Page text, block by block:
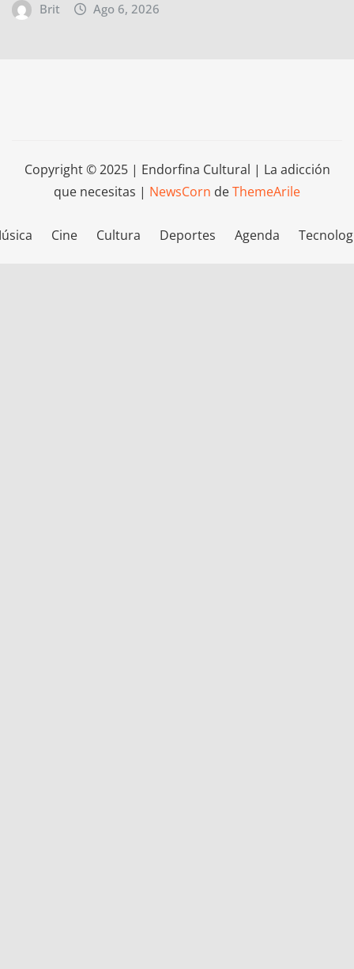
Brit Ago 6, 2026
Copyright © 2025 | Endorfina Cultural | La adicción
que necesitas | NewsCorn deThemeArile
Cine Cultura Deportes Agenda